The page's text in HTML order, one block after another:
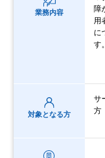
業務内容
障
用
に
す。
対象となる方
サ
方